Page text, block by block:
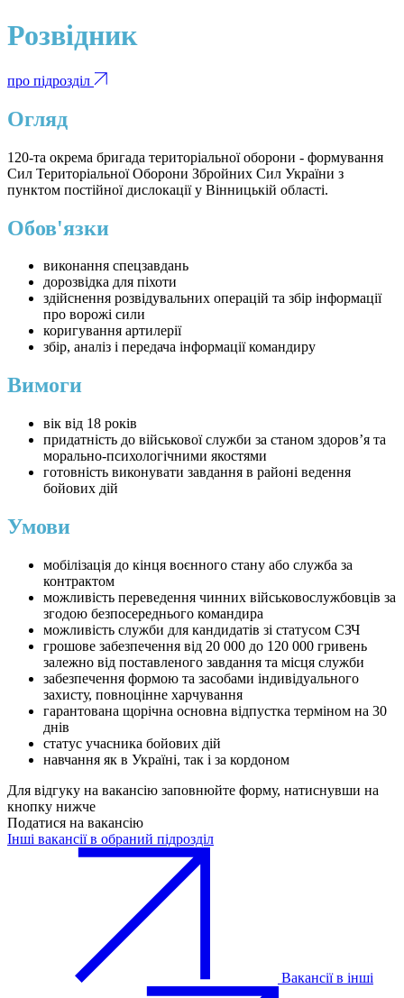
Розвідник
про підрозділ
Огляд
120-та окрема бригада територіальної оборони - формування
Сил Територіальної Оборони Збройних Сил України з
пунктом постійної дислокації у Вінницькій області.
Обов'язки
виконання спецзавдань
дорозвідка для піхоти
здійснення розвідувальних операцій та збір інформації
про ворожі сили
коригування артилерії
збір, аналіз і передача інформації командиру
Вимоги
вік від 18 років
придатність до військової служби за станом здоров’я та
морально-психологічними якостями
готовність виконувати завдання в районі ведення
бойових дій
Умови
мобілізація до кінця воєнного стану або служба за
контрактом
можливість переведення чинних військовослужбовців за
згодою безпосереднього командира
можливість служби для кандидатів зі статусом СЗЧ
грошове забезпечення від 20 000 до 120 000 гривень
залежно від поставленого завдання та місця служби
забезпечення формою та засобами індивідуального
захисту, повноцінне харчування
гарантована щорічна основна відпустка терміном на 30
днів
статус учасника бойових дій
навчання як в Україні, так і за кордоном
Для відгуку на вакансію заповнюйте форму, натиснувши на
кнопку нижче
Податися на вакансію
Інші вакансії в обраний підрозділ
Вакансії в інші